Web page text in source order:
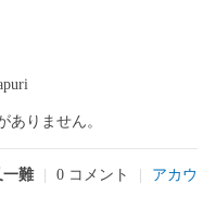
ありません。
難 0 コメント
アカウ